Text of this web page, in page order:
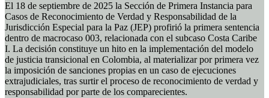
El 18 de septiembre de 2025 la Sección de Primera Instancia para
Casos de Reconocimiento de Verdad y Responsabilidad de la
Jurisdicción Especial para la Paz (JEP) profirió la primera sentencia
dentro de macrocaso 003, relacionada con el subcaso Costa Caribe
I. La decisión constituye un hito en la implementación del modelo
de justicia transicional en Colombia, al materializar por primera vez
la imposición de sanciones propias en un caso de ejecuciones
extrajudiciales, tras surtir el proceso de reconocimiento de verdad y
responsabilidad por parte de los comparecientes.